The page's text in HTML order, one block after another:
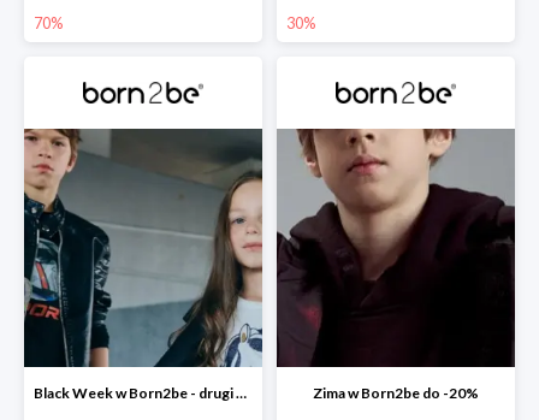
70% 30%
Black Week w Born2be - drugi produkt -70% Zima w Born2be do -20%